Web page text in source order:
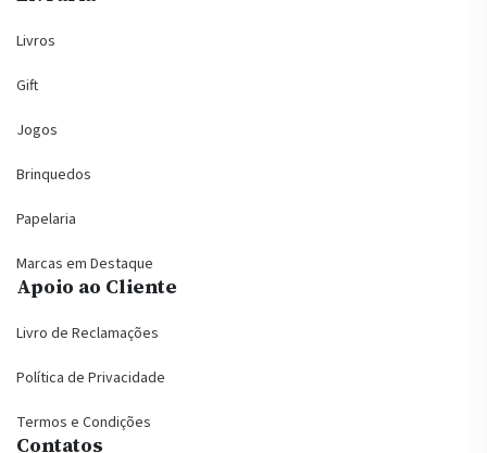
Livros
Gift
Jogos
Brinquedos
Papelaria
Marcas em Destaque
Apoio ao Cliente
Livro de Reclamações
Política de Privacidade
Termos e Condições
Contatos